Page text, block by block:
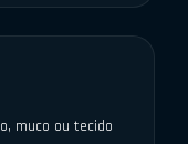
muco ou tecido